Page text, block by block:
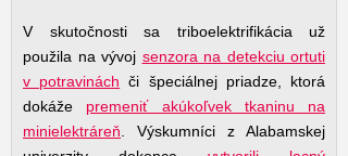
V skutočnosti sa triboelektrifikácia už
použila na vývoj senzora na detekciu ortuti
v potravinách či špeciálnej priadze, ktorá
dokáže premeniť akúkoľvek tkaninu na
minielektráreň . Výskumníci z Alabamskej